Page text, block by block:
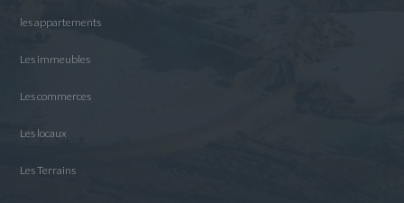
les appartements
Les immeubles
Les commerces
Les locaux
Les Terrains